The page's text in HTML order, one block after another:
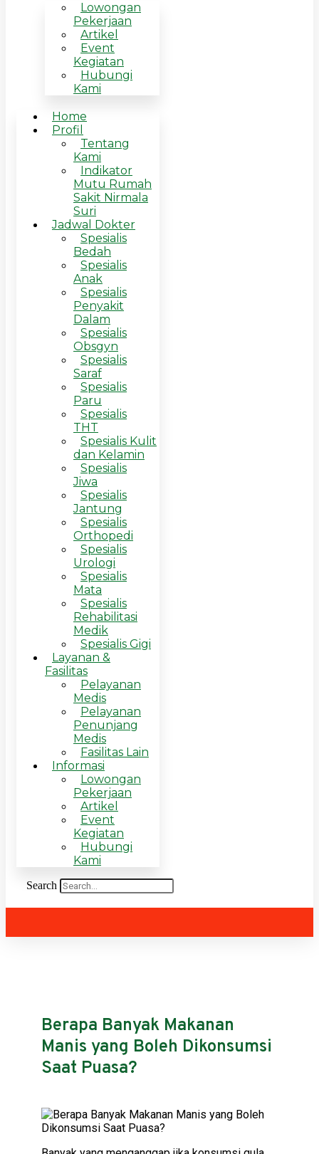
Lowongan
Pekerjaan
Artikel
Event
Kegiatan
Hubungi
Kami
Home
Profil
Tentang
Kami
Indikator
Mutu Rumah
Sakit Nirmala
Suri
Jadwal Dokter
Spesialis
Bedah
Spesialis
Anak
Spesialis
Penyakit
Dalam
Spesialis
Obsgyn
Spesialis
Saraf
Spesialis
Paru
Spesialis
THT
Spesialis Kulit
dan Kelamin
Spesialis
Jiwa
Spesialis
Jantung
Spesialis
Orthopedi
Spesialis
Urologi
Spesialis
Mata
Spesialis
Rehabilitasi
Medik
Spesialis Gigi
Layanan &
Fasilitas
Pelayanan
Medis
Pelayanan
Penunjang
Medis
Fasilitas Lain
Informasi
Lowongan
Pekerjaan
Artikel
Event
Kegiatan
Hubungi
Kami
Search
Berapa Banyak Makanan
Manis yang Boleh Dikonsumsi
Saat Puasa?